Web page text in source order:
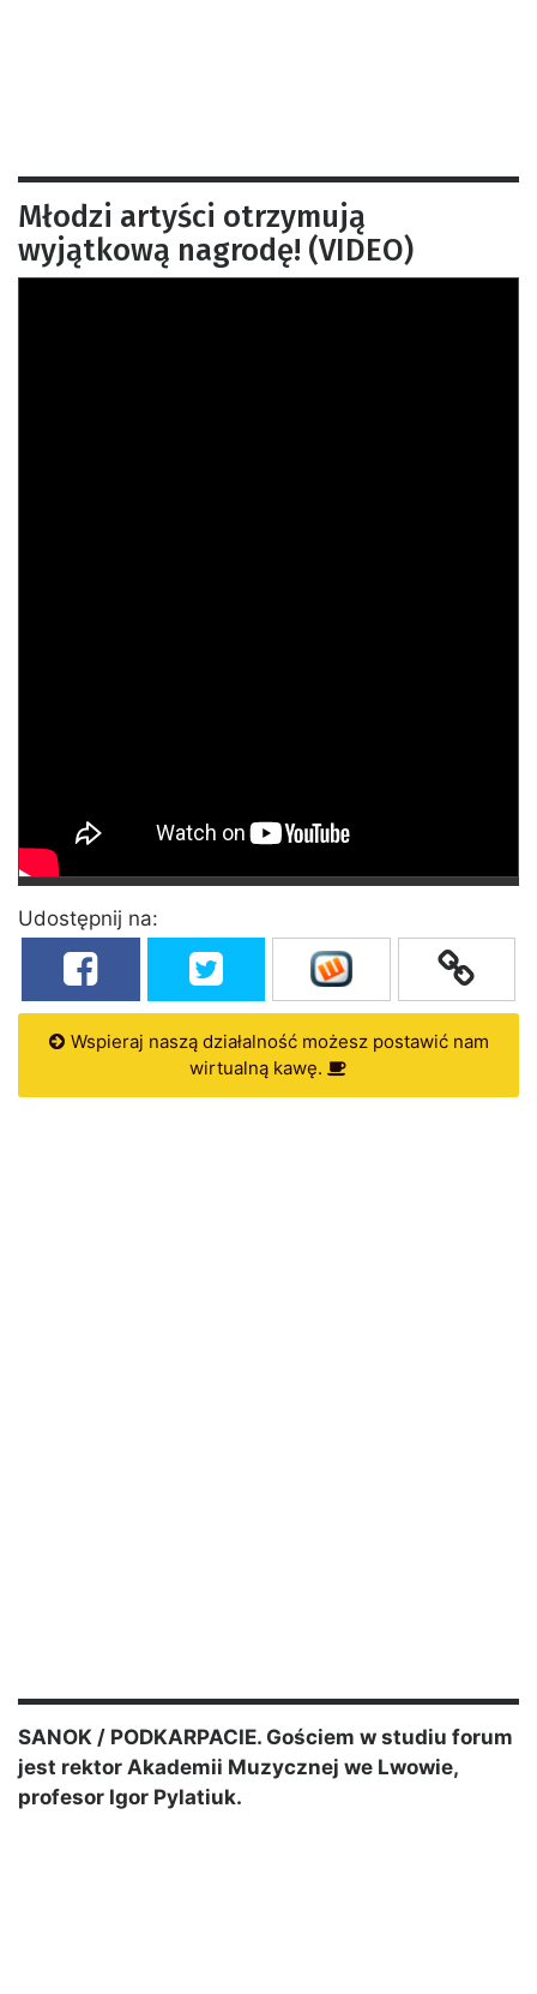
Młodzi artyści otrzymują
wyjątkową nagrodę! (VIDEO)
Udostępnij na:
Wspieraj naszą działalność możesz postawić nam
wirtualną kawę.
SANOK / PODKARPACIE. Gościem w studiu forum
jest rektor Akademii Muzycznej we Lwowie,
profesor Igor Pylatiuk.